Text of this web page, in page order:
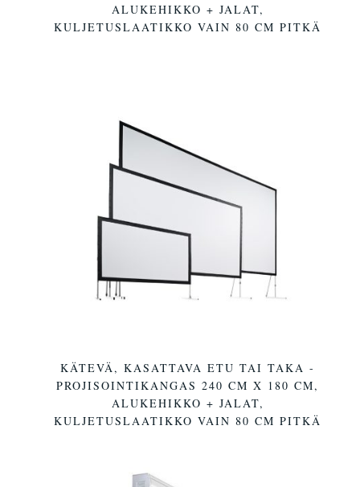
ALUKEHIKKO + JALAT,
KULJETUSLAATIKKO VAIN 80 CM PITKÄ
KÄTEVÄ, KASATTAVA ETU TAI TAKA -
PROJISOINTIKANGAS 240 CM X 180 CM,
ALUKEHIKKO + JALAT,
KULJETUSLAATIKKO VAIN 80 CM PITKÄ